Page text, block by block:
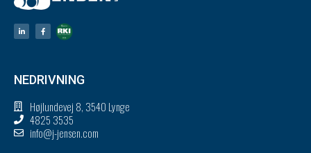
NEDRIVNING
Højlundevej 8, 3540 Lynge
4825 3535
info@j-jensen.com